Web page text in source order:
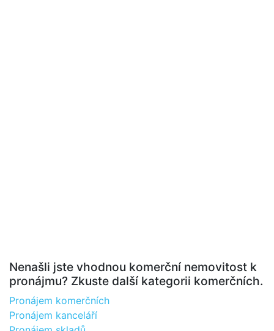
Nenašli jste vhodnou komerční nemovitost k
pronájmu? Zkuste další kategorii komerčních.
Pronájem komerčních
Pronájem kanceláří